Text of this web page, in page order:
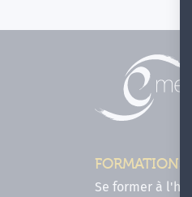
FORMATIONS
Se former à